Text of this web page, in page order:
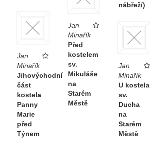
nábřeží)
Jan
Minařík
Před
kostelem
sv.
Mikuláše
na
Starém
Městě
Jan
Minařík
Jihovýchodní
část
kostela
Panny
Marie
před
Týnem
Jan
Minařík
U kostela
sv.
Ducha
na
Starém
Městě